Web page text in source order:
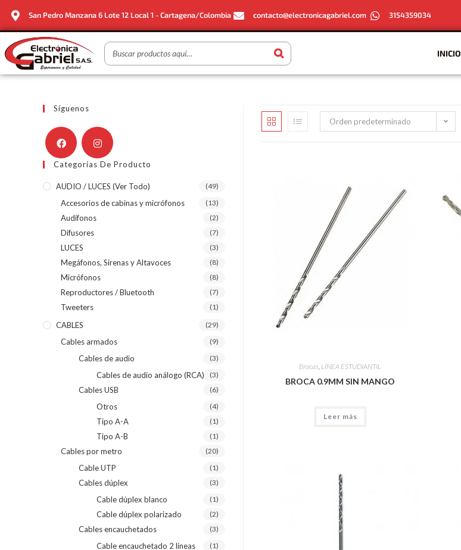
San Pedro Manzana 6 Lote 12 Local 1 - Cartagena/Colombia contacto@electronicagabriel.com 3154359034
INICIO
Orden predeterminado
Brocas, LÍNEA ESTUDIANTIL
BROCA 0.9MM SIN MANGO
Leer más
Síguenos
Categorías De Producto
AUDIO / LUCES (ver Todo) (49)
Accesorios de cabinas y micrófonos (13)
Audífonos (2)
Difusores (7)
LUCES (3)
Megáfonos, Sirenas y Altavoces (8)
Micrófonos (8)
Reproductores / Bluetooth (7)
Tweeters (1)
CABLES (29)
Cables armados (9)
Cables de audio (3)
Cables de audio análogo (RCA) (3)
Cables USB (6)
Otros (4)
Tipo A-A (1)
Tipo A-B (1)
Cables por metro (20)
Cable UTP (1)
Cables dúplex (3)
Cable dúplex blanco (1)
Cable dúplex polarizado (2)
Cables encauchetados (3)
Cable encauchetado 2 líneas (1)